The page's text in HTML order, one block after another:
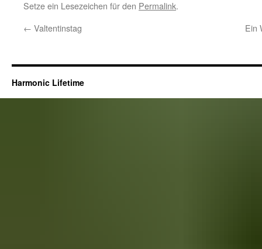
Setze ein Lesezeichen für den Permalink.
← Valtentinstag Ein
Harmonic Lifetime